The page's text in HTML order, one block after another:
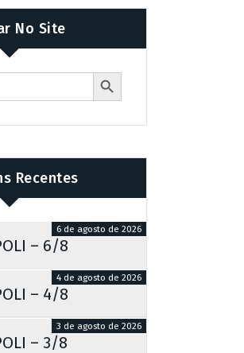
No Site
Search Button
Recentes
– 6/8
6 de agosto de 2026
– 4/8
4 de agosto de 2026
– 3/8
3 de agosto de 2026